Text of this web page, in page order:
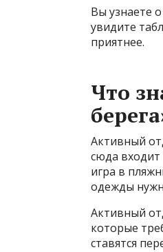
Вы узнаете
увидите
приятнее.
Что
Активный
сюда входит
игра в
одежды
Активный
которые
ставятся